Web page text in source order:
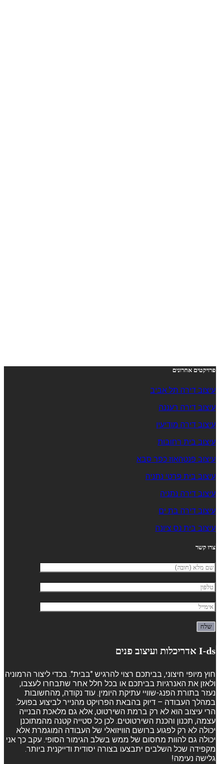
פרויקטים אחרונים
עיצוב דירה תל אביב
עיצוב דירה רעננה
עיצוב דירה מודיעין
עיצוב בית רחובות
עיצוב פנטהאוז כפר סבא
עיצוב בית פרטי נתניה
עיצוב דירה נתניה
עיצוב דירה בת ים
עיצוב בית נס ציונה
צרו קשר
I-ds אדריכלות ועיצוב פנים
חוץ מיופי חיצוני, בביתכם רצוי להרגיש "בבית". בכדי ליצור הרמוניה
ולאזן את האנרגיות בביתכם או בכל חלל אחר שתבחרו לעצבו,
נעזר בתורת הפנג-שוויי עתיקת היומין. עוד נקודה, מהחשובות
במהלך העבודה – דיוק בהבאת הפרויקט מהנייר לביצוע בפועל.
הרי עיצוב הוא לא רק ברמת השירטוט, אלא גם מלאכת הבנייה
עצמה, תכנון והכנת השירטוטים. לכן כל סטייה קטנה מהמתוכנן
יכולה לא רק לפגוע ברושם הוויזואלי של העבודה המוגמרת אלא
יכולה גם להוות מחסום של ממש בשלב הגימור הסופי. עקב כך אני
מקפידה שכל השלבים יתבצעו בצורה יסודית ודייקנית ביותר.
גלישה נעימה!